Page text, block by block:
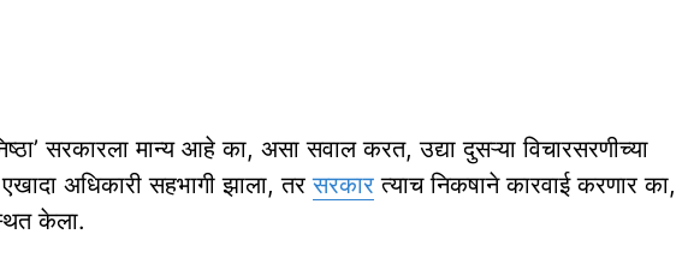
सरकारला मान्य आहे का, असा सवाल करत, उद्या दुसऱ्या विचारसरणीच्या
अधिकारी सहभागी झाला, तरसरकार त्याच निकषाने कारवाई करणार का,
केला.